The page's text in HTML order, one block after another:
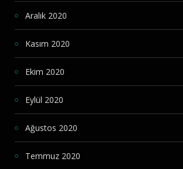
Aralık 2020
Kasım 2020
Ekim 2020
Eylül 2020
Ağustos 2020
Temmuz 2020